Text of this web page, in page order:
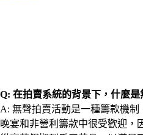
Q: 在拍賣系統的背景下，什麼是
A: 無聲拍賣活動是一種籌款機
晚宴和非營利籌款中很受歡迎，